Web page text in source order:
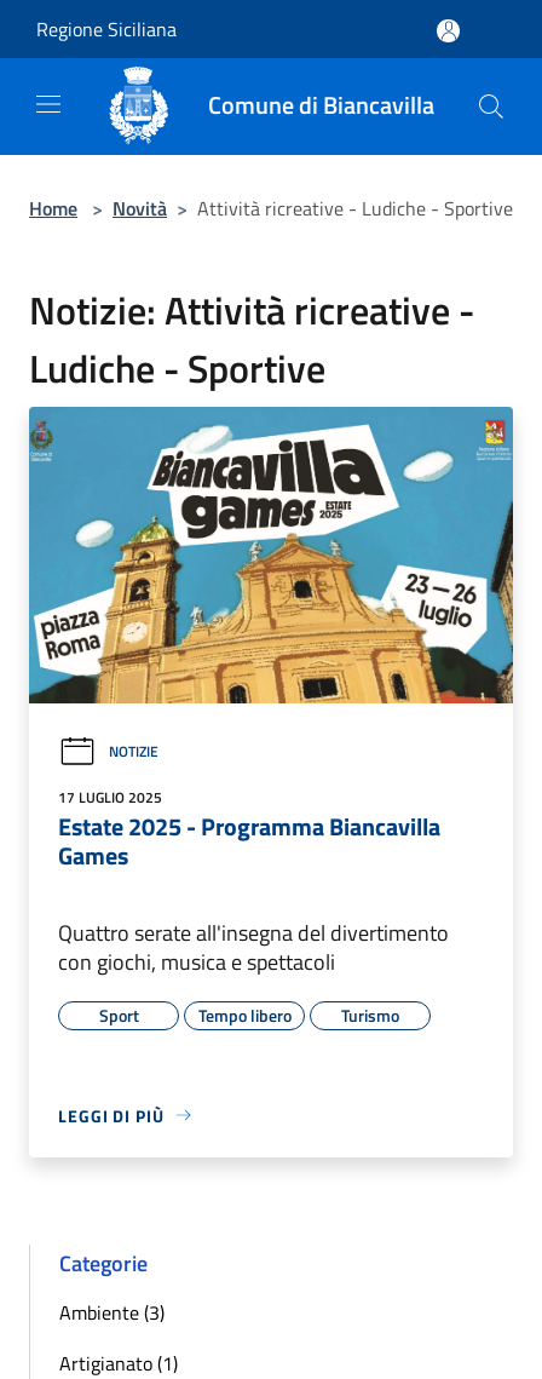
Regione Siciliana
Comune di Biancavilla
Home > Novità > Attività ricreative - Ludiche - Sportive
Notizie: Attività ricreative -
Ludiche - Sportive
NOTIZIE
17 LUGLIO 2025
Estate 2025 - Programma Biancavilla
Games
Quattro serate all'insegna del divertimento
con giochi, musica e spettacoli
Sport Tempo libero Turismo
LEGGI DI PIÙ
Categorie
Ambiente (3)
Artigianato (1)